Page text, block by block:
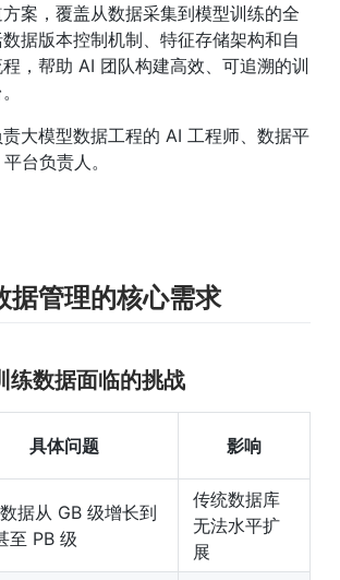
案，覆盖从数据采集到模型训练的全
据版本控制机制、特征存储架构和自
，帮助 AI 团队构建高效、可追溯的训
责大模型数据工程的 AI 工程师、数据平
台负责人。
据管理的核心需求
练数据面临的挑战
具体问题 影响
据从 GB 级增长到
至 PB 级
传统数据库
无法水平扩
展